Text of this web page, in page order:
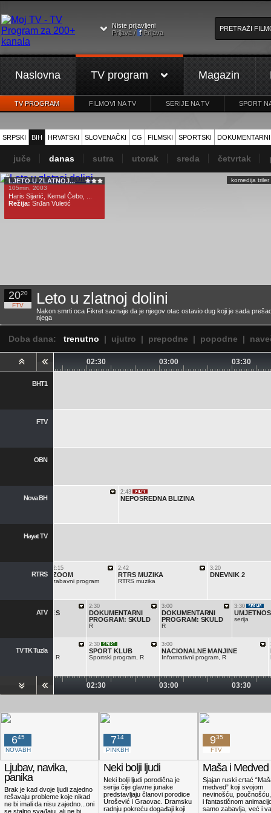
Niste prijavljeni
Prijava / fPrijava
Naslovna TV program Magazin
TV PROGRAM FILMOVI NA TV SERIJE NA TV SPORT
SRPSKI BIH HRVATSKI SLOVENAČKI CG FILMSKI SPORTSKI DOKUMENTARNI
juče danas sutra utorak sreda četvrtak
2020
FTV
Leto u zlatnoj dolini
Nakon smrti oca Fikret saznaje da je njegov otac ostavio dug koji je sada
njega
komedija triler
LJETO U ZLATNOJ...
105min, 2003
Haris Sijarić, Kemal Čebo, ...
Režija: Srđan Vuletić
Doba dana: trenutno | ujutro | prepodne | popodne |
02:00 02:30 03:00 03:30
BHT1
FTV
OBN
Nova BH
Hayat TV
RTRS
ATV
TV TK Tuzla
O Kanal
BN 2
Cinema TV
KRAJ
2:43
NEPOSREDNA BLIZINA
MUZIČKA
2:15
ZOOM
zabavni program
2:42
RTRS MUZIKA
RTRS muzika
3:20
DNEVNIK 2
VJEŽBAJTE S
2:30
DOKUMENTARNI
PROGRAM: SKULD
R
3:00
DOKUMENTARNI
PROGRAM: SKULD
R
3:30
serija
zabavni program, R
2:30
SPORT KLUB
Sportski program, R
3:00
NACIONALNE MANJINE
Informativni program, R
02:00 02:30 03:00 03:30
645
NOVABH
Ljubav, navika,
panika
Brak je kad dvoje ljudi zajedno
rešavaju probleme koje nikad
ne bi imali da nisu zajedno...oni
se stalno svađaju, ali ne bi
714
PINKBH
Neki bolji ljudi
Neki bolji ljudi porodična je
serija čije glavne junake
predstavljaju članovi porodice
Urošević i Graovac. Dramsku
radnju pokreću događaji koji
935
FTV
Maša i Medved
Sjajan ruski crtać
medved” koji svojom
nevinošću,
i fantastičnom
samo zabavlja, već i